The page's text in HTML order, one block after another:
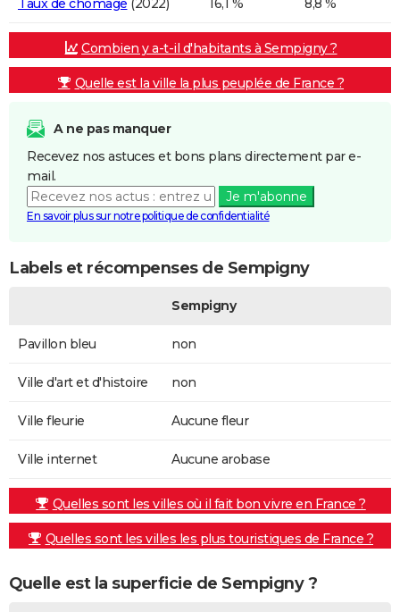
Taux de chômage (2022) 16,1 % 8,8 %
Combien y a-t-il d'habitants à Sempigny ?
Quelle est la ville la plus peuplée de France ?
A ne pas manquer
Recevez nos astuces et bons plans directement par e-
mail.
Je m'abonne
En savoir plus sur notre politique de confidentialité
Labels et récompenses de Sempigny
Sempigny
Pavillon bleu non
Ville d'art et d'histoire non
Ville fleurie Aucune fleur
Ville internet Aucune arobase
Quelles sont les villes où il fait bon vivre en France ?
Quelles sont les villes les plus touristiques de France ?
Quelle est la superficie de Sempigny ?